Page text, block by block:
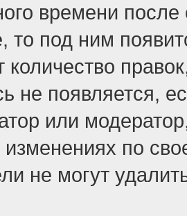
времени
то под ним
количество
не появляется,
или
по
не могут